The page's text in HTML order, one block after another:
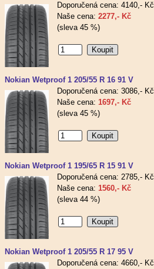
Doporučená cena: 4140,- Kč
Naše cena: 2277,- Kč
(sleva 45 %)
Nokian Wetproof 1 205/55 R 16 91 V
Doporučená cena: 3086,- Kč
Naše cena: 1697,- Kč
(sleva 45 %)
Nokian Wetproof 1 195/65 R 15 91 V
Doporučená cena: 2785,- Kč
Naše cena: 1560,- Kč
(sleva 44 %)
Nokian Wetproof 1 205/55 R 17 95 V
Doporučená cena: 4660,- Kč